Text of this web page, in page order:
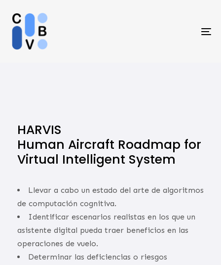
links
primary
navigation
HARVIS
Human Aircraft Roadmap for
Virtual Intelligent System
Llevar a cabo un estado del arte de algoritmos
de computación cognitiva.
Identificar escenarios realistas en los que un
asistente digital pueda traer beneficios en las
operaciones de vuelo.
Determinar las deficiencias o riesgos